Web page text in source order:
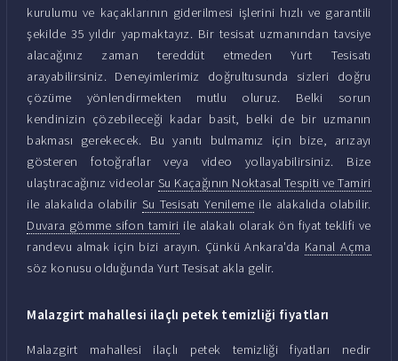
kurulumu ve kaçaklarının giderilmesi işlerini hızlı ve garantili
şekilde 35 yıldır yapmaktayız. Bir tesisat uzmanından tavsiye
alacağınız zaman tereddüt etmeden Yurt Tesisatı
arayabilirsiniz. Deneyimlerimiz doğrultusunda sizleri doğru
çözüme yönlendirmekten mutlu oluruz. Belki sorun
kendinizin çözebileceği kadar basit, belki de bir uzmanın
bakması gerekecek. Bu yanıtı bulmamız için bize, arızayı
gösteren fotoğraflar veya video yollayabilirsiniz. Bize
ulaştıracağınız videolarSu Kaçağının Noktasal Tespiti ve Tamiri
ile alakalıda olabilir Su Tesisatı Yenilemeile alakalıda olabilir.
Duvara gömme sifon tamiri ile alakalı olarak ön fiyat teklifi ve
randevu almak için bizi arayın. Çünkü Ankara'da Kanal Açma
söz konusu olduğunda Yurt Tesisat akla gelir.
Malazgirt mahallesi ilaçlı petek temizliği fiyatları
Malazgirt mahallesi ilaçlı petek temizliği fiyatları nedir